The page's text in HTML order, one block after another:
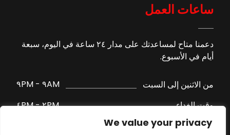
We value your privacy
ساعات العمل
دعمنا متاح لمساعدتك على مدار ٢٤ ساعة في اليوم، سبعة
أيام في الأسبوع.
من الاثنين إلى السبت
٩AM - ٩PM
وقت الغداء
٢PM - ٤PM
الأحد